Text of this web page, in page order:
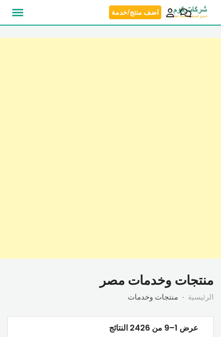
انتقل
اضف منتج/خدمة
منتجات وخدمات مصر
الرئيسية منتجات وخدمات
عرض 1–9 من 2426 النتائج